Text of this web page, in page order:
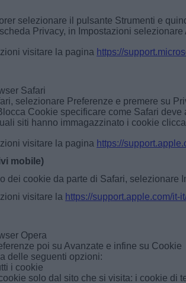
selezionare il pulsante Strumenti e
Privacy, in Impostazioni
visitare la pagina https://
Safari
selezionare Preferenze e premere su
Cookie specificare come Safari deve
siti hanno immagazzinato i cookie
visitare la pagina https://
mobile)
dei cookie da parte di Safari, selezionare
visitare la https://support.apple.com/it-
Opera
poi su Avanzate e infine su Cookie
delle seguenti opzioni:
i cookie
solo dal sito che si visita: i cookie di